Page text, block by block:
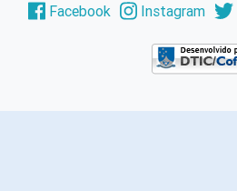
Facebook Instagram